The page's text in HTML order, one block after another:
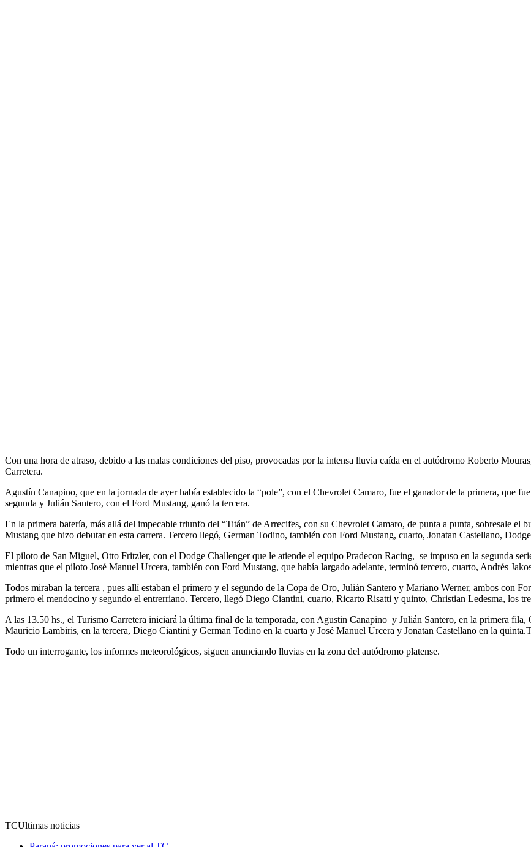
Con una hora de atraso, debido a las malas condiciones del piso, provocadas por la intensa lluvia caída en el autódromo Roberto
Carretera.
Agustín Canapino, que en la jornada de ayer había establecido la “pole”, con el Chevrolet Camaro, fue el ganador de la primera, que
segunda y Julián Santero, con el Ford Mustang, ganó la tercera.
En la primera batería, más allá del impecable triunfo del “Titán” de Arrecifes, con su Chevrolet Camaro, de punta a punta, sobresale el
Mustang que hizo debutar en esta carrera. Tercero llegó, German Todino, también con Ford Mustang, cuarto, Jonatan Castellano,
El piloto de San Miguel, Otto Fritzler, con el Dodge Challenger que le atiende el equipo Pradecon Racing, se impuso en la segunda
mientras que el piloto José Manuel Urcera, también con Ford Mustang, que había largado adelante, terminó tercero, cuarto, Andrés
Todos miraban la tercera , pues allí estaban el primero y el segundo de la Copa de Oro, Julián Santero y Mariano Werner, ambos con
primero el mendocino y segundo el entrerriano. Tercero, llegó Diego Ciantini, cuarto, Ricarto Risatti y quinto, Christian Ledesma, los
A las 13.50 hs., el Turismo Carretera iniciará la última final de la temporada, con Agustin Canapino y Julián Santero, en la primera
Mauricio Lambiris, en la tercera, Diego Ciantini y German Todino en la cuarta y José Manuel Urcera y Jonatan Castellano en la
Todo un interrogante, los informes meteorológicos, siguen anunciando lluvias en la zona del autódromo platense.
TCUltimas noticias